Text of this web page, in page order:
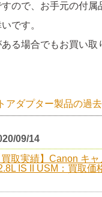
ので、お手元の付属
です。
る場合でもお買い取
アダプター製品の過
09/14
買取実績】Canon キ
IS II USM：買取価